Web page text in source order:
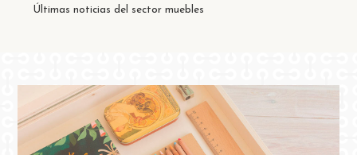
Últimas noticias del sector muebles